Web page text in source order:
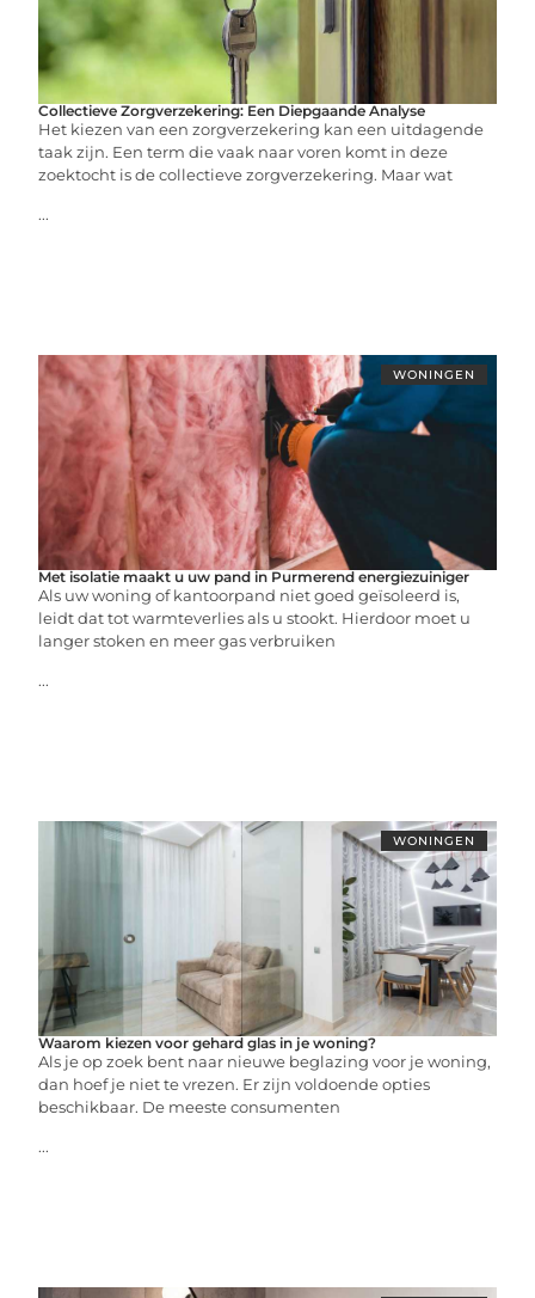
Collectieve Zorgverzekering: Een Diepgaande Analyse
Het kiezen van een zorgverzekering kan een uitdagende
taak zijn. Een term die vaak naar voren komt in deze
zoektocht is de collectieve zorgverzekering. Maar wat
...
WONINGEN
Met isolatie maakt u uw pand in Purmerend energiezuiniger
Als uw woning of kantoorpand niet goed geïsoleerd is,
leidt dat tot warmteverlies als u stookt. Hierdoor moet u
langer stoken en meer gas verbruiken
...
WONINGEN
Waarom kiezen voor gehard glas in je woning?
Als je op zoek bent naar nieuwe beglazing voor je woning,
dan hoef je niet te vrezen. Er zijn voldoende opties
beschikbaar. De meeste consumenten
...